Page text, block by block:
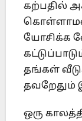
கற்பதில்
யோசிக்க
தங்கள்
ஒரு